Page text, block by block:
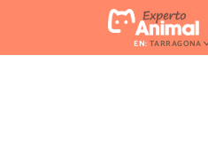
EN: TARRAGONA